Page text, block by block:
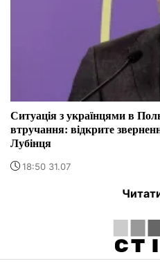
Ситуація з українцями в
втручання: відкрите
Лубінця
18:50 31.07